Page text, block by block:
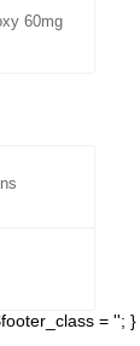
60mg
= ''; }